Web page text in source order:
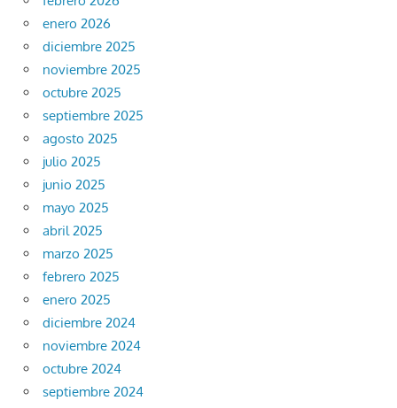
enero 2026
diciembre 2025
noviembre 2025
octubre 2025
septiembre 2025
agosto 2025
julio 2025
junio 2025
mayo 2025
abril 2025
marzo 2025
febrero 2025
enero 2025
diciembre 2024
noviembre 2024
octubre 2024
septiembre 2024